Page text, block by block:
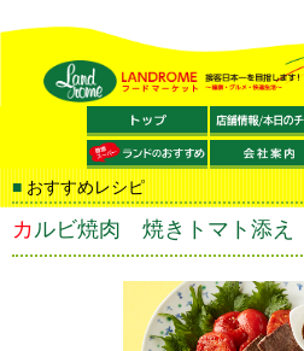
おすすめレシピ
カルビ焼肉 焼きトマト添え